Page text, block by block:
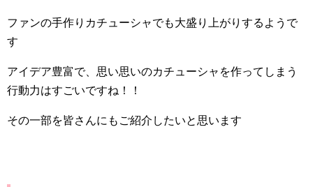
ファンの手作りカチューシャでも大盛り上がりするようで
す
アイデア豊富で、思い思いのカチューシャを作ってしまう
行動力はすごいですね！！
その一部を皆さんにもご紹介したいと思います